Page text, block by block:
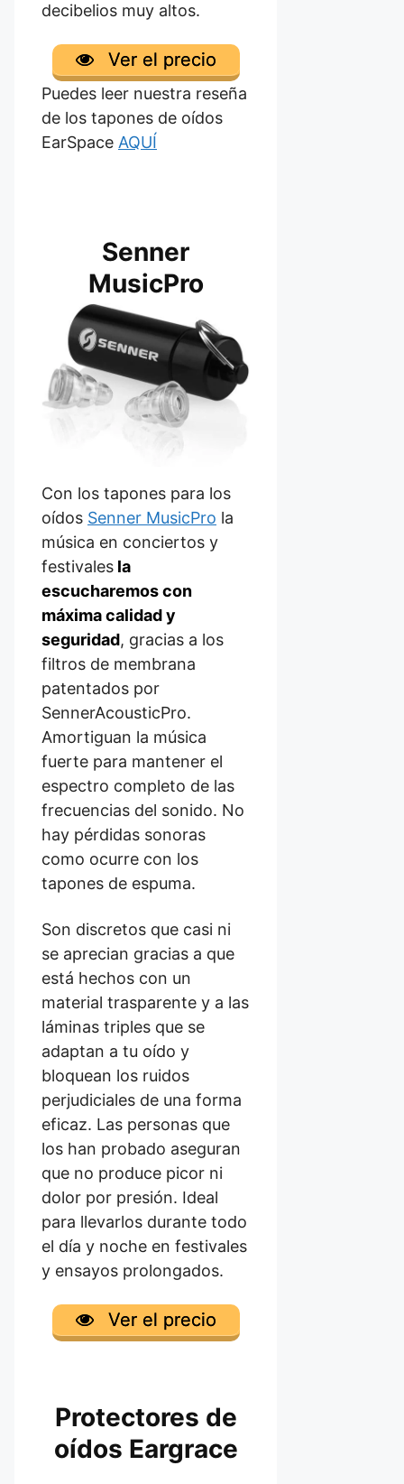
decibelios muy altos.
Ver el precio
Puedes leer nuestra reseña
de los tapones de oídos
EarSpace AQUÍ
Senner
MusicPro
Con los tapones para los
oídos Senner MusicPro la
música en conciertos y
festivales la
escucharemos con
máxima calidad y
seguridad, gracias a los
filtros de membrana
patentados por
SennerAcousticPro.
Amortiguan la música
fuerte para mantener el
espectro completo de las
frecuencias del sonido. No
hay pérdidas sonoras
como ocurre con los
tapones de espuma.
Son discretos que casi ni
se aprecian gracias a que
está hechos con un
material trasparente y a las
láminas triples que se
adaptan a tu oído y
bloquean los ruidos
perjudiciales de una forma
eficaz. Las personas que
los han probado aseguran
que no produce picor ni
dolor por presión. Ideal
para llevarlos durante todo
el día y noche en festivales
y ensayos prolongados.
Ver el precio
Protectores de
oídos Eargrace